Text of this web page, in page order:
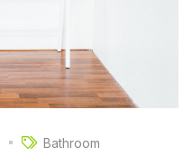
Bathroom